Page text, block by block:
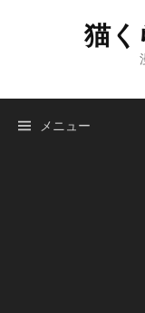
ツ
猫く
メニュー